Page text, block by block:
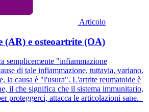
Articolo
(AR) e osteoartrite (OA)
semplicemente "infiammazione
di tale infiammazione, tuttavia, variano.
la causa è "l'usura". L'artrite reumatoide è
il che significa che il sistema immunitario,
proteggerci, attacca le articolazioni sane.